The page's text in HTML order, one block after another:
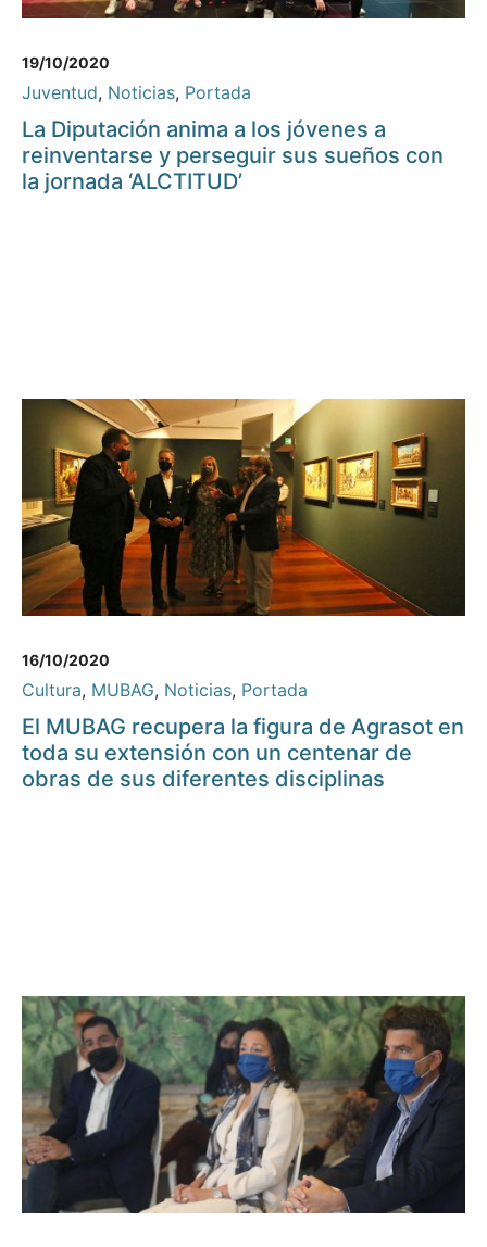
19/10/2020
Juventud, Noticias, Portada
La Diputación anima a los jóvenes a
reinventarse y perseguir sus sueños con
la jornada ‘ALCTITUD’
16/10/2020
Cultura, MUBAG, Noticias, Portada
El MUBAG recupera la figura de Agrasot en
toda su extensión con un centenar de
obras de sus diferentes disciplinas